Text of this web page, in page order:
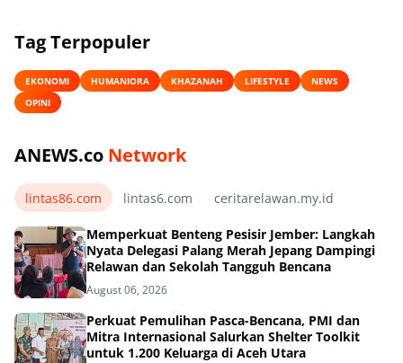
Tag Terpopuler
EKONOMI HUMANIORA KHAZANAH LIFESTYLE
NEWS
OPINI
ANEWS.co Network
lintas86.com lintas6.com ceritarelawan.my.id
Memperkuat Benteng Pesisir Jember: Langkah
Nyata Delegasi Palang Merah Jepang Dampingi
Relawan dan Sekolah Tangguh Bencana
August 06, 2026
Perkuat Pemulihan Pasca-Bencana, PMI dan
Mitra Internasional Salurkan Shelter Toolkit
untuk 1.200 Keluarga di Aceh Utara